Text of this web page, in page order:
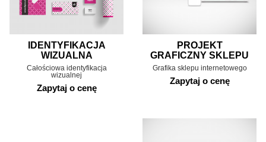
IDENTYFIKACJA
WIZUALNA
Całościowa identyfikacja
wizualnej
Zapytaj o cenę
PROJEKT
GRAFICZNY SKLEPU
Grafika sklepu internetowego
Zapytaj o cenę